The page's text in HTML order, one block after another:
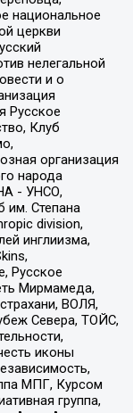
национальное
церкви
нелегальной
и о
Русское
Клуб
организация
народа
- УНСО,
им. Степана
division,
инглиизма,
Русское
Мирмамеда,
ВОЛЯ,
Севера, ТОЙС,
иконы
МПГ, Курсом
группа,